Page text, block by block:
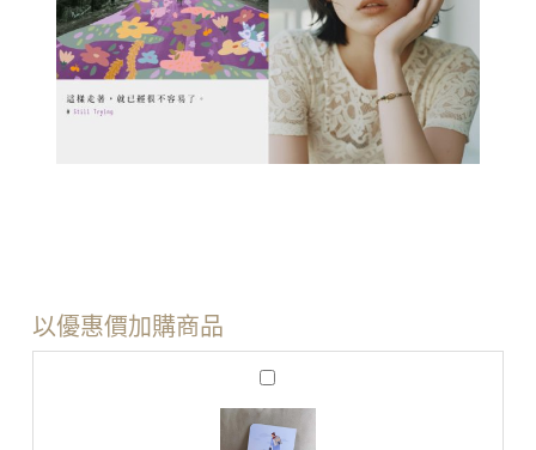
以優惠價加購商品
M
r